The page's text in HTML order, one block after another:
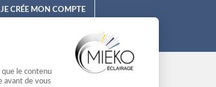
JE CRÉE MON COMPTE